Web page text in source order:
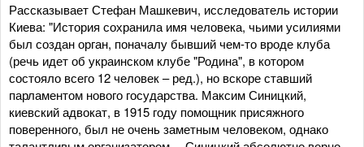
Рассказывает Стефан Машкевич, исследователь истории
Киева: "История сохранила имя человека, чьими усилиями
был создан орган, поначалу бывший чем-то вроде клуба
(речь идет об украинском клубе "Родина", в котором
состояло всего 12 человек – ред.), но вскоре ставший
парламентом нового государства. Максим Синицкий,
киевский адвокат, в 1915 году помощник присяжного
поверенного, был не очень заметным человеком, однако